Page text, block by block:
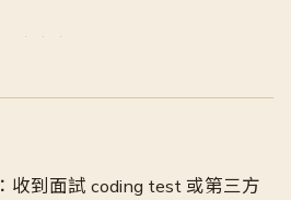
：收到面試 coding test 或第三方